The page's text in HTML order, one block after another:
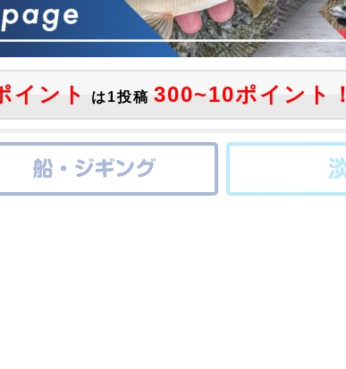
イント は1投稿 300~10ポイント！